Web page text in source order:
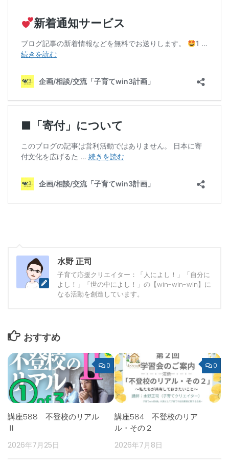
水野 正司
子育て応援クリエイター：「人によし！」「自分に
よし！」「世の中によし！」の【win-win-win】に
なる活動を創造しています。
おすすめ
0
講座588 不登校のリアル
Ⅱ
2026年7月25日
0
講座584 不登校のリア
ル・その２
2026年7月8日